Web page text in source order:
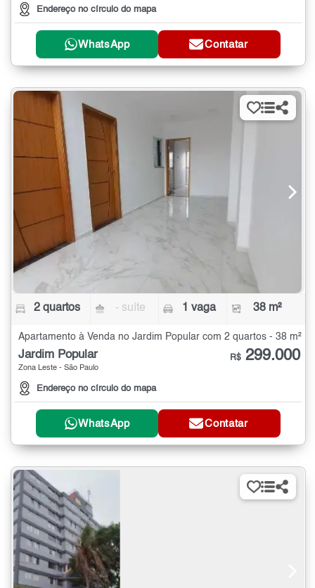
Endereço no círculo do mapa
WhatsApp Contatar
2 quartos - suíte 1 vaga 38 m²
Apartamento à Venda no Jardim Popular com 2 quartos - 38 m²
Jardim Popular
Zona Leste - São Paulo
Endereço no círculo do mapa
R$ 299.000
WhatsApp Contatar